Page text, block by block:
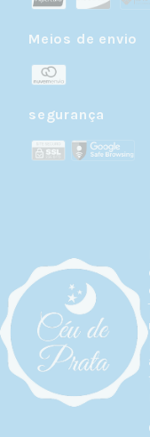
Meios de envio
segurança